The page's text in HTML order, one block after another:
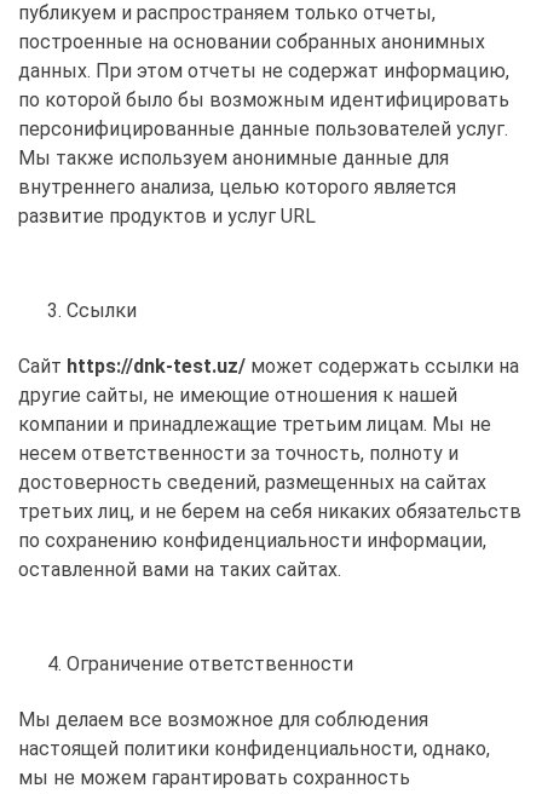
публикуем и распространяем только отчеты,
построенные на основании собранных анонимных
данных. При этом отчеты не содержат информацию,
по которой было бы возможным идентифицировать
персонифицированные данные пользователей услуг.
Мы также используем анонимные данные для
внутреннего анализа, целью которого является
развитие продуктов и услуг URL
Ссылки
Сайт https://dnk-test.uz/ может содержать ссылки на
другие сайты, не имеющие отношения к нашей
компании и принадлежащие третьим лицам. Мы не
несем ответственности за точность, полноту и
достоверность сведений, размещенных на сайтах
третьих лиц, и не берем на себя никаких обязательств
по сохранению конфиденциальности информации,
оставленной вами на таких сайтах.
Ограничение ответственности
Мы делаем все возможное для соблюдения
настоящей политики конфиденциальности, однако,
мы не можем гарантировать сохранность